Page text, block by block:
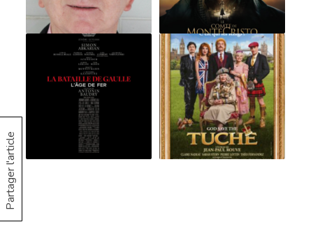
Partager l'article